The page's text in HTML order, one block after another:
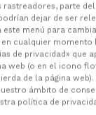
rastreadores, parte
dejar de ser
este menú para
cualquier momento
de privacidad» que
web (o en el icono
de la página
ámbito de
política de